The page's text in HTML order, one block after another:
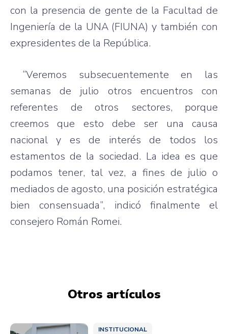
con la presencia de gente de la Facultad de
Ingeniería de la UNA (FIUNA) y también con
expresidentes de la República.
“Veremos subsecuentemente en las
semanas de julio otros encuentros con
referentes de otros sectores, porque
creemos que esto debe ser una causa
nacional y es de interés de todos los
estamentos de la sociedad. La idea es que
podamos tener, tal vez, a fines de julio o
mediados de agosto, una posición estratégica
bien consensuada”, indicó finalmente el
consejero Román Romei.
Otros artículos
INSTITUCIONAL